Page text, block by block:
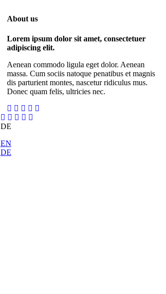
About us
Lorem ipsum dolor sit amet, consectetuer
adipiscing elit.
Aenean commodo ligula eget dolor. Aenean
massa. Cum sociis natoque penatibus et magnis
dis parturient montes, nascetur ridiculus mus.
Donec quam felis, ultricies nec.
DE
EN
DE